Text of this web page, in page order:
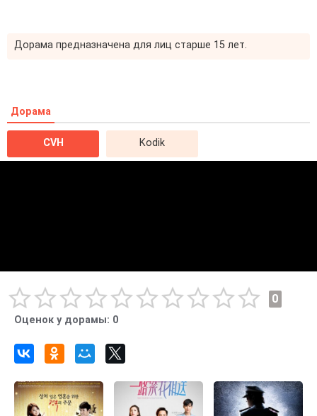
Дорама предназначена для лиц старше 15 лет.
Дорама
CVH Kodik
0
Оценок у дорамы: 0